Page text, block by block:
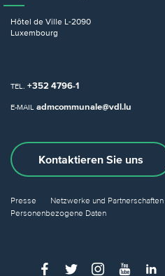
Hôtel de Ville L-2090
Luxembourg
TEL. +352 4796-1
E-MAIL admcommunale@vdl.lu
Kontaktieren Sie uns
Presse Netzwerke und Partnerschaften
Personenbezogene Daten